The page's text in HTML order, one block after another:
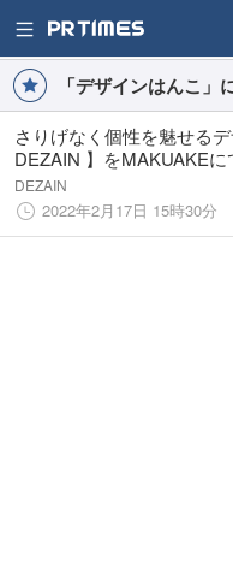
「デザインはんこ
さりげなく個性を魅せる
DEZAIN 】をMAKUAKE
定特別価格にて先⾏販売い
DEZAIN
2022年2月17日 15時30分